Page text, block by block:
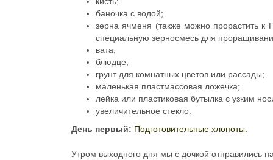
баночка с водой;
зерна ячменя (также можно прорастить к
специальную зерносмесь для
вата;
блюдце;
грунт для комнатных цветов или рассады;
маленькая пластмассовая ложечка;
лейка или пластиковая бутылка с узким
увеличительное стекло.
День первый: Подготовительные хлопоты.
Утром выходного дня мы с дочкой отправились